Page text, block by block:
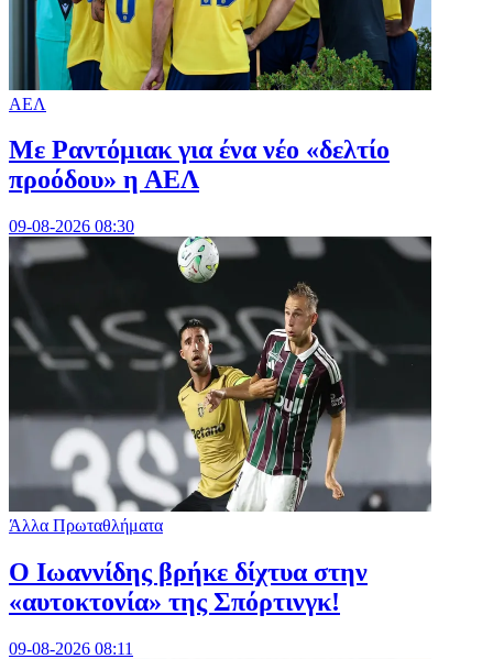
ΑΕΛ
Με Ραντόμιακ για ένα νέο «δελτίο
προόδου» η ΑΕΛ
09-08-2026 08:30
Άλλα Πρωταθλήματα
Ο Ιωαννίδης βρήκε δίχτυα στην
«αυτοκτονία» της Σπόρτινγκ!
09-08-2026 08:11